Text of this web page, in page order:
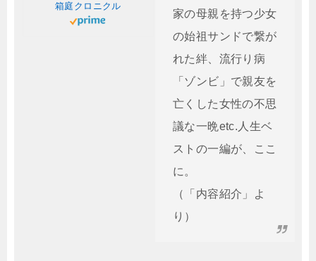
箱庭クロニクル
家の母親を持つ少女
の始祖サンドで繋が
れた絆、流行り病
「ゾンビ」で親友を
亡くした女性の不思
議な一晩etc.人生ベ
ストの一編が、ここ
に。
（「内容紹介」よ
り）